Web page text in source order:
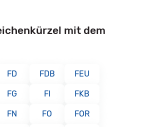
mit dem
FD FDB FEU
FG FI FKB
FN FO FOR